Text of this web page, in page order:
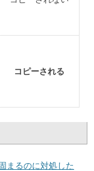
コピーされる
まるのに対処した